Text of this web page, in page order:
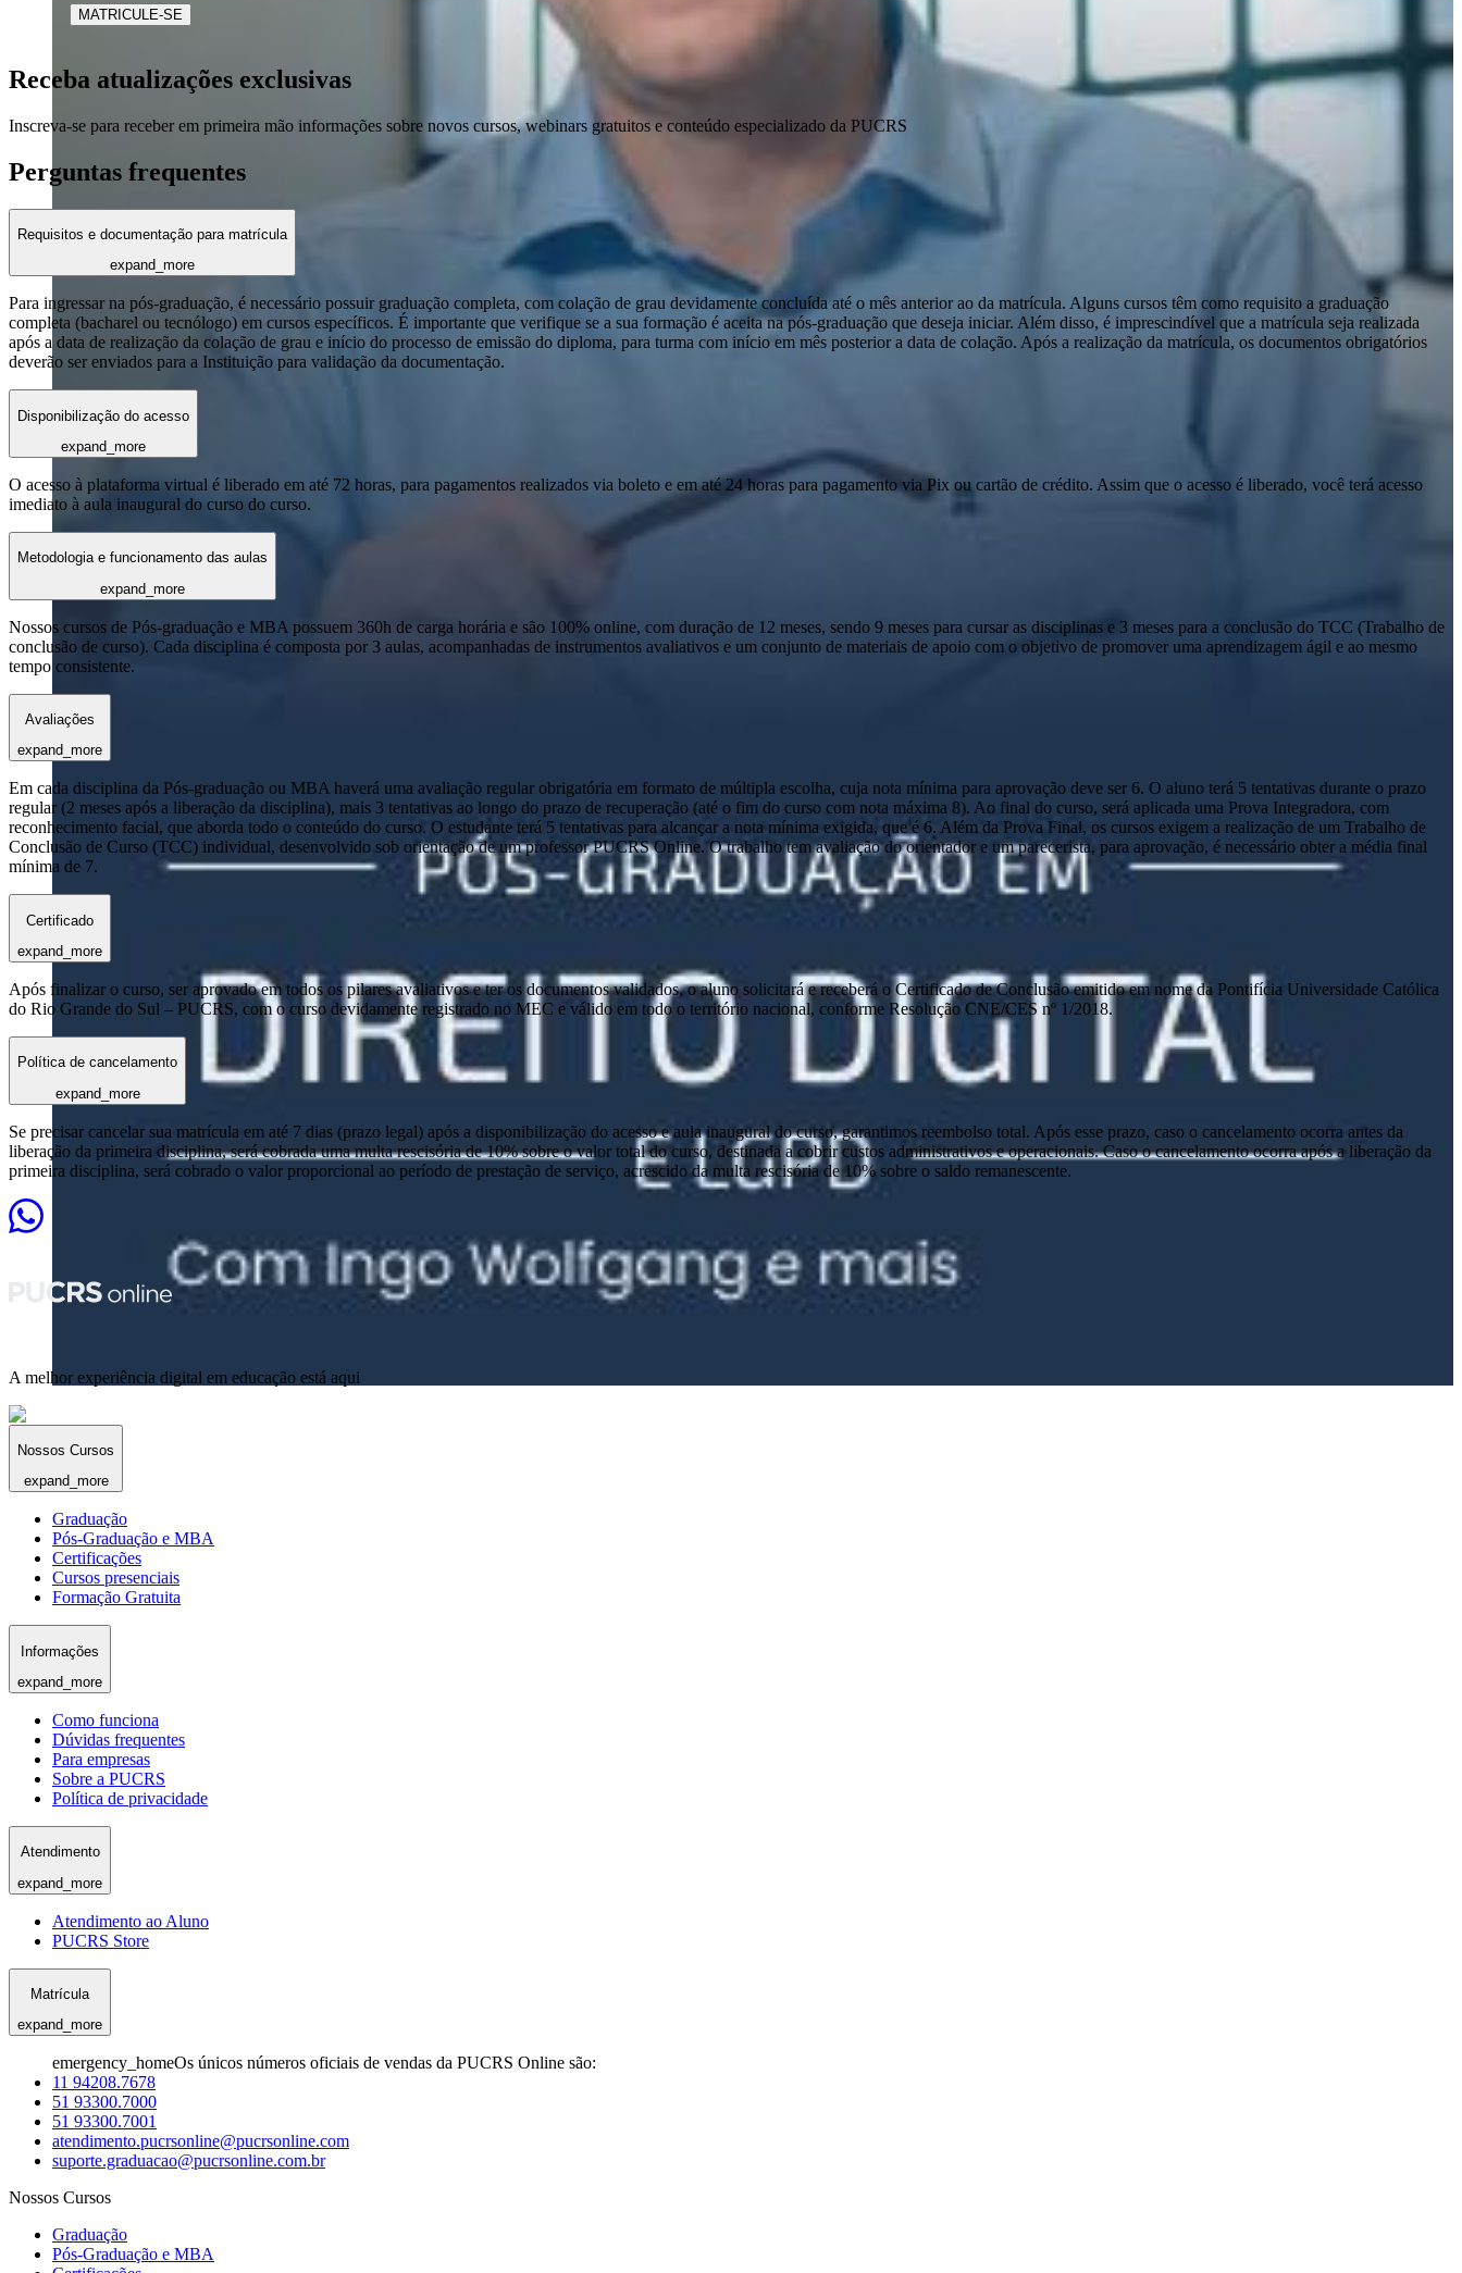
MATRICULE-SE
Receba atualizações exclusivas
Inscreva-se para receber em primeira mão informações sobre novos cursos, webinars gratuitos e conteúdo especializado da PUCRS
Perguntas frequentes
Requisitos e documentação para matrícula
expand_more
Para ingressar na pós-graduação, é necessário possuir graduação completa, com colação de grau devidamente concluída até o mês anterior ao da matrícula. Alguns cursos têm como requisito a graduação
completa (bacharel ou tecnólogo) em cursos específicos. É importante que verifique se a sua formação é aceita na pós-graduação que deseja iniciar. Além disso, é imprescindível que a matrícula seja realizada
após a data de realização da colação de grau e início do processo de emissão do diploma, para turma com início em mês posterior a data de colação. Após a realização da matrícula, os documentos obrigatórios
deverão ser enviados para a Instituição para validação da documentação.
Disponibilização do acesso
expand_more
O acesso à plataforma virtual é liberado em até 72 horas, para pagamentos realizados via boleto e em até 24 horas para pagamento via Pix ou cartão de crédito. Assim que o acesso é liberado, você terá acesso
imediato à aula inaugural do curso do curso.
Metodologia e funcionamento das aulas
expand_more
Nossos cursos de Pós-graduação e MBA possuem 360h de carga horária e são 100% online, com duração de 12 meses, sendo 9 meses para cursar as disciplinas e 3 meses para a conclusão do TCC (Trabalho de
conclusão de curso). Cada disciplina é composta por 3 aulas, acompanhadas de instrumentos avaliativos e um conjunto de materiais de apoio com o objetivo de promover uma aprendizagem ágil e ao mesmo
tempo consistente.
Avaliações
expand_more
Em cada disciplina da Pós-graduação ou MBA haverá uma avaliação regular obrigatória em formato de múltipla escolha, cuja nota mínima para aprovação deve ser 6. O aluno terá 5 tentativas durante o prazo
regular (2 meses após a liberação da disciplina), mais 3 tentativas ao longo do prazo de recuperação (até o fim do curso com nota máxima 8). Ao final do curso, será aplicada uma Prova Integradora, com
reconhecimento facial, que aborda todo o conteúdo do curso. O estudante terá 5 tentativas para alcançar a nota mínima exigida, que é 6. Além da Prova Final, os cursos exigem a realização de um Trabalho de
Conclusão de Curso (TCC) individual, desenvolvido sob orientação de um professor PUCRS Online. O trabalho tem avaliação do orientador e um parecerista, para aprovação, é necessário obter a média final
mínima de 7.
Certificado
expand_more
Após finalizar o curso, ser aprovado em todos os pilares avaliativos e ter os documentos validados, o aluno solicitará e receberá o Certificado de Conclusão emitido em nome da Pontifícia Universidade Católica
do Rio Grande do Sul – PUCRS, com o curso devidamente registrado no MEC e válido em todo o território nacional, conforme Resolução CNE/CES nº 1/2018.
Política de cancelamento
expand_more
Se precisar cancelar sua matrícula em até 7 dias (prazo legal) após a disponibilização do acesso e aula inaugural do curso, garantimos reembolso total. Após esse prazo, caso o cancelamento ocorra antes da
liberação da primeira disciplina, será cobrada uma multa rescisória de 10% sobre o valor total do curso, destinada a cobrir custos administrativos e operacionais. Caso o cancelamento ocorra após a liberação da
primeira disciplina, será cobrado o valor proporcional ao período de prestação de serviço, acrescido da multa rescisória de 10% sobre o saldo remanescente.
A melhor experiência digital em educação está aqui
Nossos Cursos
expand_more
Graduação
Pós-Graduação e MBA
Certificações
Cursos presenciais
Formação Gratuita
Informações
expand_more
Como funciona
Dúvidas frequentes
Para empresas
Sobre a PUCRS
Política de privacidade
Atendimento
expand_more
Atendimento ao Aluno
PUCRS Store
Matrícula
expand_more
emergency_homeOs únicos números oficiais de vendas da PUCRS Online são:
11 94208.7678
51 93300.7000
51 93300.7001
atendimento.pucrsonline@pucrsonline.com
suporte.graduacao@pucrsonline.com.br
Nossos Cursos
Graduação
Pós-Graduação e MBA